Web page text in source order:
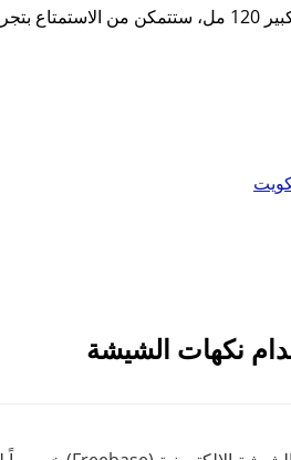
جودة عالية وسعر مناسب.
نكهات الشيشة